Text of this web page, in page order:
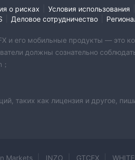
о рисках Условия использования
Деловое сотрудничество
и его мобильные продукты — это
должны сознательно
таких как лицензия и другое,
Markets INZO GTCFX